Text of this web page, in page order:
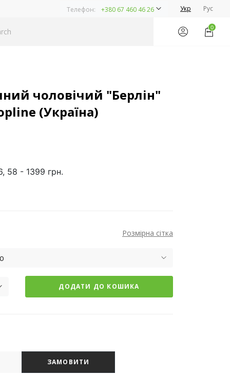
Телефон: +380 67 460 46 26 Укр Рус
0
чоловічий "Берлін"
(Україна)
58 - 1399 грн.
Розмірна сітка
ДОДАТИ ДО КОШИКА
ЗАМОВИТИ